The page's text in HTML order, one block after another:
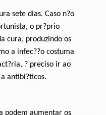
sete dias. Caso n?o
o pr?prio
cura, produzindo os
a infec??o costuma
? preciso ir ao
antibi?ticos.
podem aumentar os